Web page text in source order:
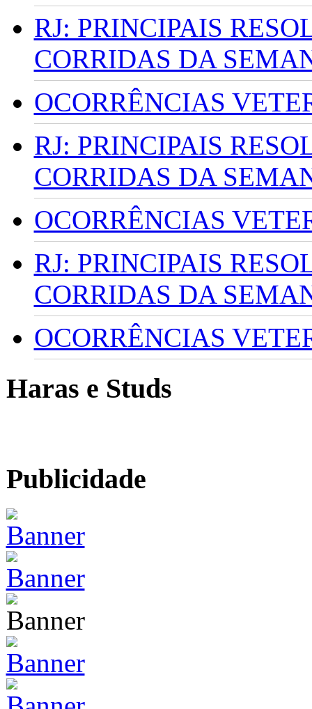
RJ: PRINCIPAIS
CORRIDAS DA
OCORRÊNCIAS
RJ: PRINCIPAIS
CORRIDAS DA
OCORRÊNCIAS
RJ: PRINCIPAIS
CORRIDAS DA
OCORRÊNCIAS
Haras e Studs
Publicidade